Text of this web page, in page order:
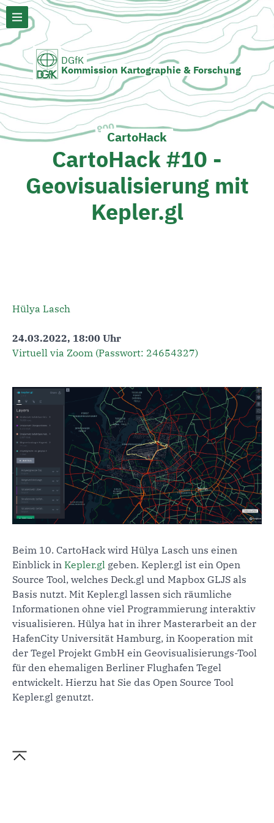
DGfK
Kommission Kartographie & Forschung
CartoHack
CartoHack #10 -
Geovisualisierung mit
Kepler.gl
Hülya Lasch
24.03.2022, 18:00 Uhr
Virtuell via Zoom (Passwort: 24654327)
Beim 10. CartoHack wird Hülya Lasch uns einen
Einblick in Kepler.gl geben. Kepler.gl ist ein Open
Source Tool, welches Deck.gl und Mapbox GLJS als
Basis nutzt. Mit Kepler.gl lassen sich räumliche
Informationen ohne viel Programmierung interaktiv
visualisieren. Hülya hat in ihrer Masterarbeit an der
HafenCity Universität Hamburg, in Kooperation mit
der Tegel Projekt GmbH ein Geovisualisierungs-Tool
für den ehemaligen Berliner Flughafen Tegel
entwickelt. Hierzu hat Sie das Open Source Tool
Kepler.gl genutzt.